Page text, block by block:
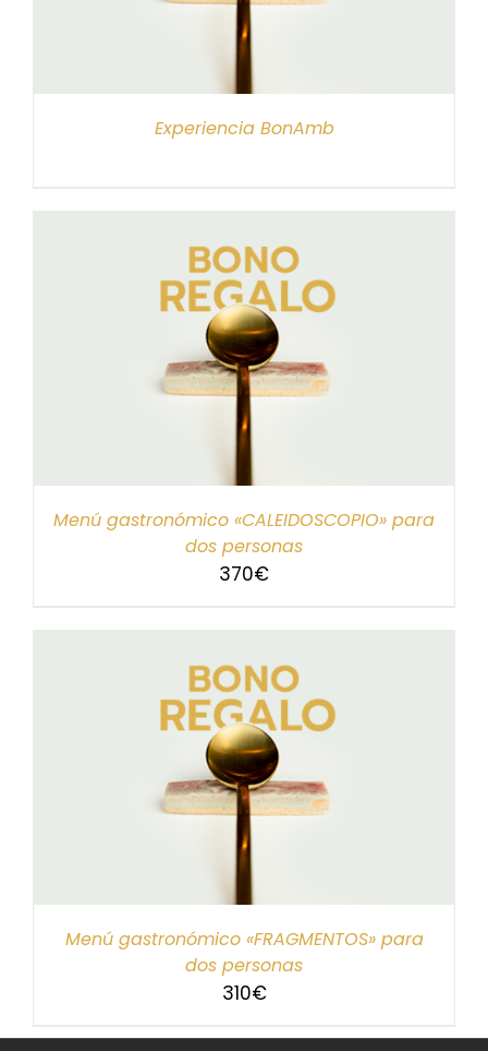
Experiencia BonAmb
Menú gastronómico «CALEIDOSCOPIO» para
dos personas
370€
Menú gastronómico «FRAGMENTOS» para
dos personas
310€